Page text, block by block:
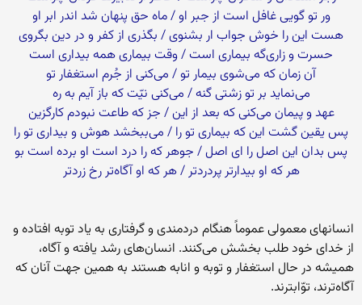
ور تو گویى غافل است از جبر او / ماه حق پنهان شد اندر ابر او
هست این را خوش جواب ار بشنوى / بگذرى از کفر و در دین بگروى‏
حسرت و زارى‌‏گه بیمارى است / وقت بیمارى همه بیدارى است‏
آن زمان که مى‌‏شوى بیمار تو / مى‌‏کنى از جُرم استغفار تو
مى‌‏نماید بر تو زشتى گنه / مى‌‏کنى نیّت که باز آیم به ره‏
عهد و پیمان مى‏‌کنى که بعد از این / جز که طاعت نبودم کارگزین‏
پس یقین گشت این که بیمارى تو را / مى‌‏ببخشد هوش و بیدارى تو را
پس بدان این اصل را اى اصل / جوهر که را درد است او برده است بو
هر که او بیدارتر پردردتر / هر که او آگاه‌‏تر رخ زردتر
انسان‏هاى معمولى عموماً هنگام دردمندى و گرفتارى به یاد توبه افتاده و
از خداى خود طلب بخشش مى‌‏کنند. انسان‌‏هاى رشد یافته و آگاه،
همیشه در حال استغفار و توبه و انابه هستند به همین جهت آنان که
آگاه‌ترند، توّابترند.